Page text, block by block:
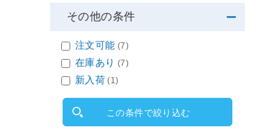
その他の条件
注文可能 (7)
在庫あり (7)
新入荷 (1)
この条件で絞り込む